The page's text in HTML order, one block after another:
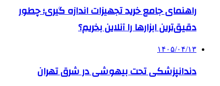
راهنمای جامع خرید تجهیزات اندازه گیری؛ چطور
دقیق‌ترین ابزارها را آنلاین بخریم؟
۱۴۰۵/۰۴/۱۳
دندانپزشکی تحت بیهوشی در شرق تهران